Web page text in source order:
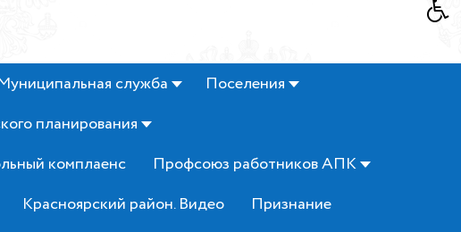
служба
Поселения
планирования
комплаенс
Профсоюз работников АПК
Красноярский район. Видео
Признание